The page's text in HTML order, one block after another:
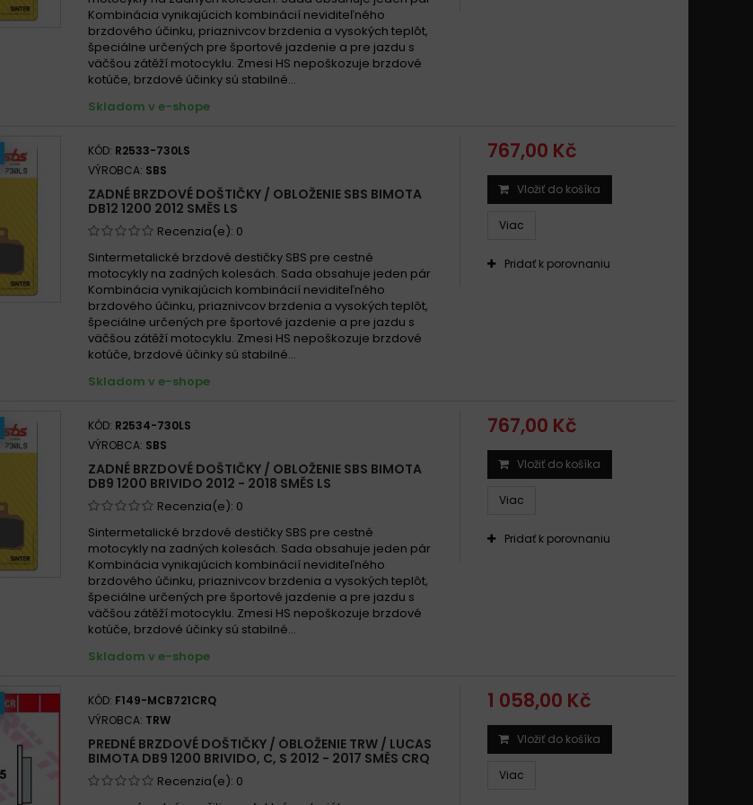
Kombinácia vynikajúcich kombinácií neviditeľného
brzdového účinku, priaznivcov brzdenia a vysokých teplôt,
špeciálne určených pre športové jazdenie a pre jazdu s
väčšou zátěží motocyklu. Zmesi HS nepoškozuje brzdové
kotúče, brzdové účinky sú stabilné...
Skladom v e-shope
KÓD: R2533-730LS
VÝROBCA: SBS
ZADNÉ BRZDOVÉ DOŠTIČKY / OBLOŽENIE SBS BIMOTA
DB12 1200 2012 SMĚS LS
Recenzia(e): 0
Sintermetalické brzdové destičky SBS pre cestné
motocykly na zadných kolesách. Sada obsahuje jeden pár
Kombinácia vynikajúcich kombinácií neviditeľného
brzdového účinku, priaznivcov brzdenia a vysokých teplôt,
špeciálne určených pre športové jazdenie a pre jazdu s
väčšou zátěží motocyklu. Zmesi HS nepoškozuje brzdové
kotúče, brzdové účinky sú stabilné...
Skladom v e-shope
767,00 Kč
Vložiť do košíka
Viac
Pridať k porovnaniu
KÓD: R2534-730LS
VÝROBCA: SBS
ZADNÉ BRZDOVÉ DOŠTIČKY / OBLOŽENIE SBS BIMOTA
DB9 1200 BRIVIDO 2012 - 2018 SMĚS LS
Recenzia(e): 0
Sintermetalické brzdové destičky SBS pre cestné
motocykly na zadných kolesách. Sada obsahuje jeden pár
Kombinácia vynikajúcich kombinácií neviditeľného
brzdového účinku, priaznivcov brzdenia a vysokých teplôt,
špeciálne určených pre športové jazdenie a pre jazdu s
väčšou zátěží motocyklu. Zmesi HS nepoškozuje brzdové
kotúče, brzdové účinky sú stabilné...
Skladom v e-shope
767,00 Kč
Vložiť do košíka
Viac
Pridať k porovnaniu
KÓD: F149-MCB721CRQ
VÝROBCA: TRW
PREDNÉ BRZDOVÉ DOŠTIČKY / OBLOŽENIE TRW / LUCAS
BIMOTA DB9 1200 BRIVIDO, C, S 2012 - 2017 SMĚS CRQ
Recenzia(e): 0
1 058,00 Kč
Vložiť do košíka
Viac